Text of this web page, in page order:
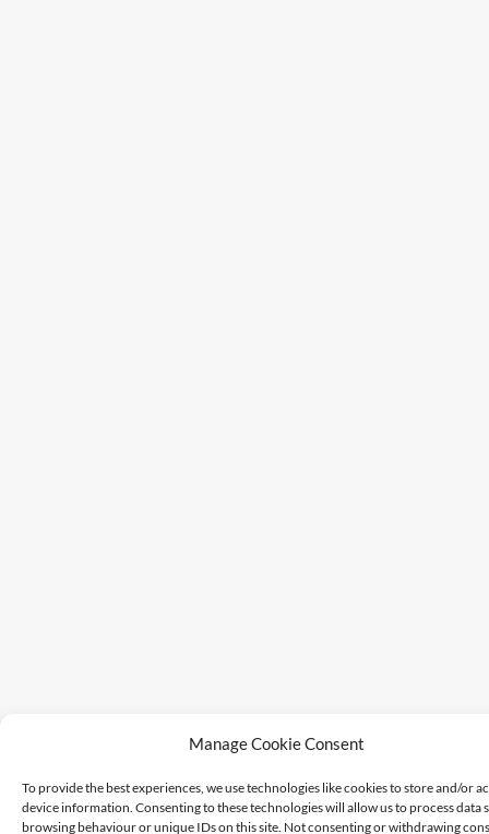
Manage Cookie Consent
To provide the best experiences, we use technologies like cookies to store and/or
device information. Consenting to these technologies will allow us to process data
browsing behaviour or unique IDs on this site. Not consenting or withdrawing